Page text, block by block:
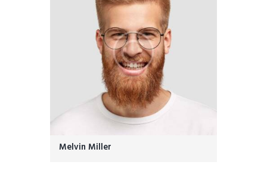
Melvin Miller